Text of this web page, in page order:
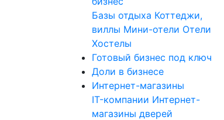
Базы отдыха Коттеджи,
виллы Мини-отели Отели
Хостелы
Готовый бизнес под ключ
Доли в бизнесе
Интернет-магазины
IT-компании Интернет-
магазины дверей